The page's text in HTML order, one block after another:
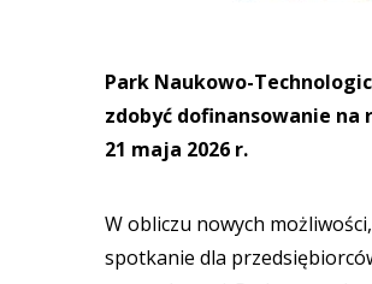
Park Naukowo-
zdobyć dofinansowanie na
21 maja 2026 r.
W obliczu nowych
spotkanie dla